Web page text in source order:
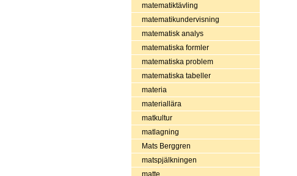
matematiktävling
matematikundervisning
matematisk analys
matematiska formler
matematiska problem
matematiska tabeller
materia
materiallära
matkultur
matlagning
Mats Berggren
matspjälkningen
matte